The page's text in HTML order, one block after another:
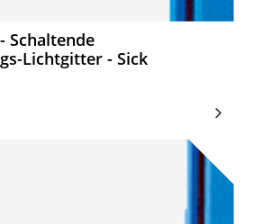
Schaltende
Lichtgitter - Sick